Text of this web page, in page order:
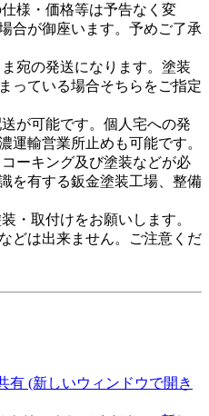
様・価格等は予告なく変
合が御座います。予めご了承
宛の発送になります。塗装
っている場合そちらをご指定
が可能です。個人宅への発
運輸営業所止めも可能です。
ーキング及び塗装などが必
を有する鈑金塗装工場、整備
・取付けをお願いします。
どは出来ません。ご注意くだ
有 (新しいウィンドウで開き